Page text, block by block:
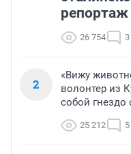
репортаж
26 754 3
2
«Вижу
волонтер из
собой гнездо
25 212 5